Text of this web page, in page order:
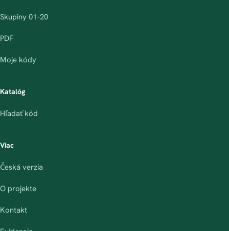
Skupiny 01–20
PDF
Moje kódy
Katalóg
Hľadať kód
Viac
Česká verzia
O projekte
Kontakt